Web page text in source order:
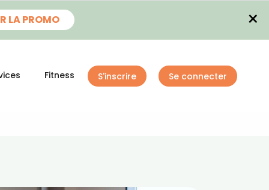
LA PROMO ×
Fitness S'inscrire Se connecter